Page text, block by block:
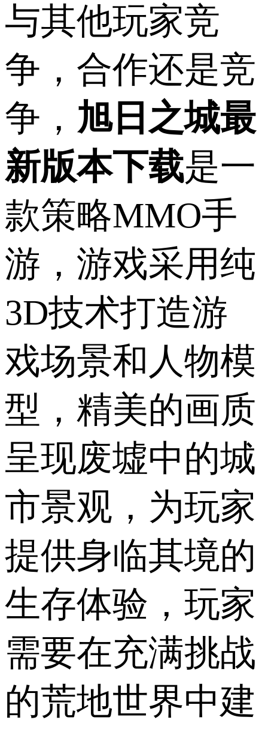
与其他玩家竞
争，合作还是竞
争， 旭日之城最
新版本下载是一
款策略MMO手
游，游戏采用纯
3D技术打造游
戏场景和人物模
型，精美的画质
呈现废墟中的城
市景观，为玩家
提供身临其境的
生存体验，玩家
需要在充满挑战
的荒地世界中建